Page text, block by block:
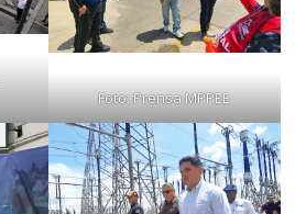
Foto: Prensa MPPEE